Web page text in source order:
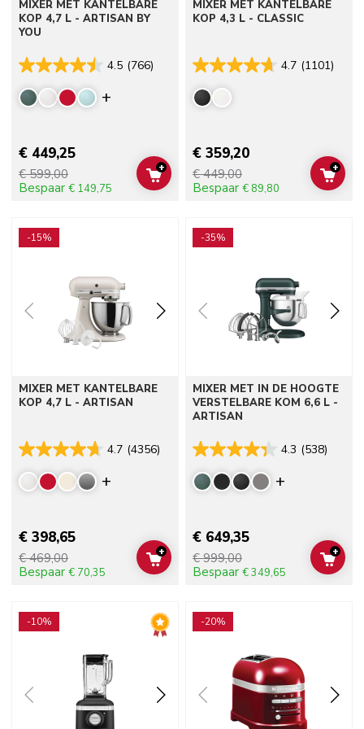
MIXER MET KANTELBARE
KOP 4,7 L - ARTISAN BY
YOU
4.5 (766)
Display more colors
€ 449,25
€ 599,00
Bespaar € 149,75
ADD TO CART
+
MIXER MET KANTELBARE
KOP 4,3 L - CLASSIC
4.7 (1101)
€ 359,20
€ 449,00
Bespaar € 89,80
ADD
+
-15%
MIXER MET KANTELBARE
KOP 4,7 L - ARTISAN
4.7 (4356)
Display more colors
€ 398,65
€ 469,00
Bespaar € 70,35
ADD TO CART
+
-35%
MIXER MET IN DE HOOGTE
VERSTELBARE KOM 6,6 L -
ARTISAN
4.3 (538)
Display
€ 649,35
€ 999,00
Bespaar € 349,65
ADD
+
-10% -20%